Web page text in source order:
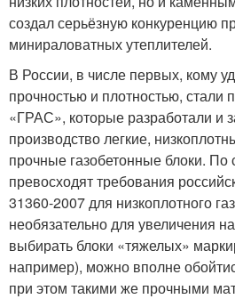
создал серьёзную конкуренцию
минираловатных утеплителей.
В России, в числе первых, кому
прочностью и плотностью, стали
«ГРАС», которые разработали и
производство легкие,
прочные газобетонные блоки. По
превосходят требования
31360-2007 для низкоплотного
необязательно для увеличения
выбирать блоки «тяжелых»
например), можно вполне
при этом такими же прочными